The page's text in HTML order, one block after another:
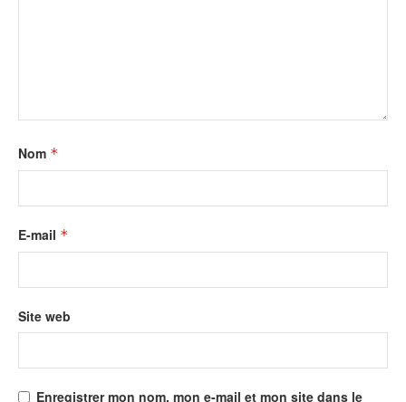
Nom *
E-mail *
Site web
Enregistrer mon nom, mon e-mail et mon site dans le